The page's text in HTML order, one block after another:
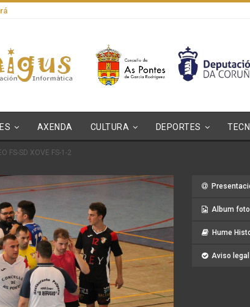
AXENDA CULTURA DEPORTES
FS-SD XOVE FS-1-2
Album
Hume
Aviso legal